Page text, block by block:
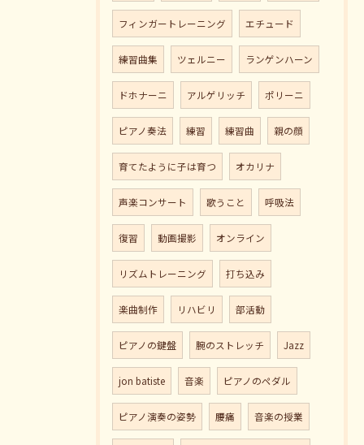
フィンガートレーニング エチュード
練習曲集 ツェルニー ランゲンハーン
ドホナーニ アルゲリッチ ポリーニ
ピアノ奏法 練習 練習曲 親の顔
育てたように子は育つ オカリナ
声楽コンサート 歌うこと 呼吸法
復習 動画撮影 オンライン
リズムトレーニング 打ち込み
楽曲制作 リハビリ 部活動
ピアノの鍵盤 腕のストレッチ Jazz
jon batiste 音楽 ピアノのペダル
ピアノ演奏の姿勢 腰痛 音楽の授業